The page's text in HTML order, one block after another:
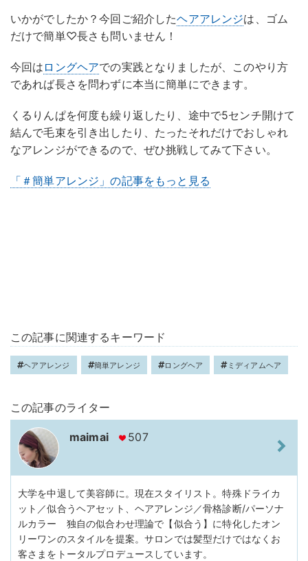
いかがでしたか？今回ご紹介したヘアアレンジは、ゴム
だけで簡単♡長さも問いません！
今回は ロングヘアでの実践となりましたが、このやり方
であれば長さを問わずに本当に簡単にできます。
くるりんぱを何度も繰り返したり、途中で5センチ開けて
結んで毛束を引き出したり、たったそれだけでおしゃれ
なアレンジができるので、ぜひ挑戦してみて下さい。
「＃簡単アレンジ」の記事をもっと見る
この記事に関連するキーワード
ヘアアレンジ 簡単アレンジ ロングヘア ミディアムヘア
この記事のライター
maimai 507
大学を中退して美容師に。現在スタイリスト。特殊ドライカ
ット／似合うヘアセット、ヘアアレンジ／骨格診断/パーソナ
ルカラー 独自の似合わせ理論で【似合う】に特化したオン
リーワンのスタイルを提案。サロンでは髪型だけではなくお
客さまをトータルプロデュースしています。